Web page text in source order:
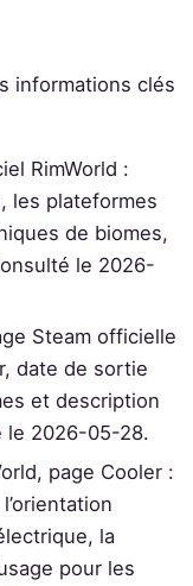
informations clés
RimWorld :
les plateformes
de biomes,
le 2026-
Steam officielle
date de sortie
et description
le 2026-05-28.
page Cooler :
la
pour les